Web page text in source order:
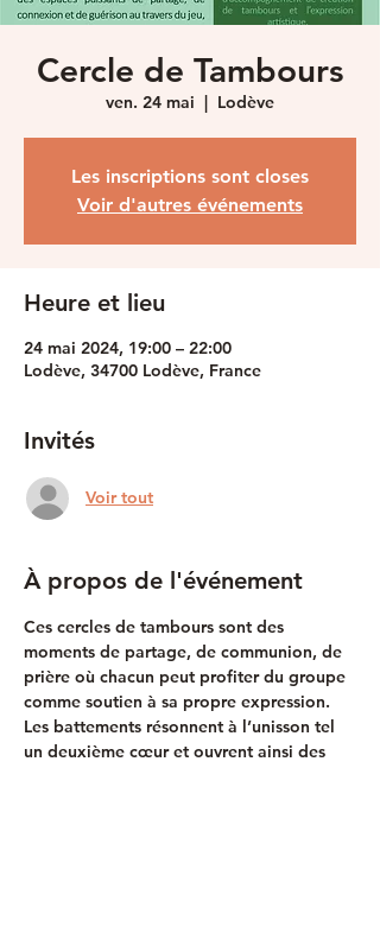
Cercle de Tambours
ven. 24 mai
  |
Lodève
Les inscriptions sont closes
Voir d'autres événements
Heure et lieu
24 mai 2024, 19:00 – 22:00
Lodève, 34700 Lodève, France
Invités
Voir tout
À propos de l'événement
Ces cercles de tambours sont des
moments de partage, de communion, de
prière où chacun peut profiter du groupe
comme soutien à sa propre expression.
Les battements résonnent à l’unisson tel
un deuxième cœur et ouvrent ainsi des